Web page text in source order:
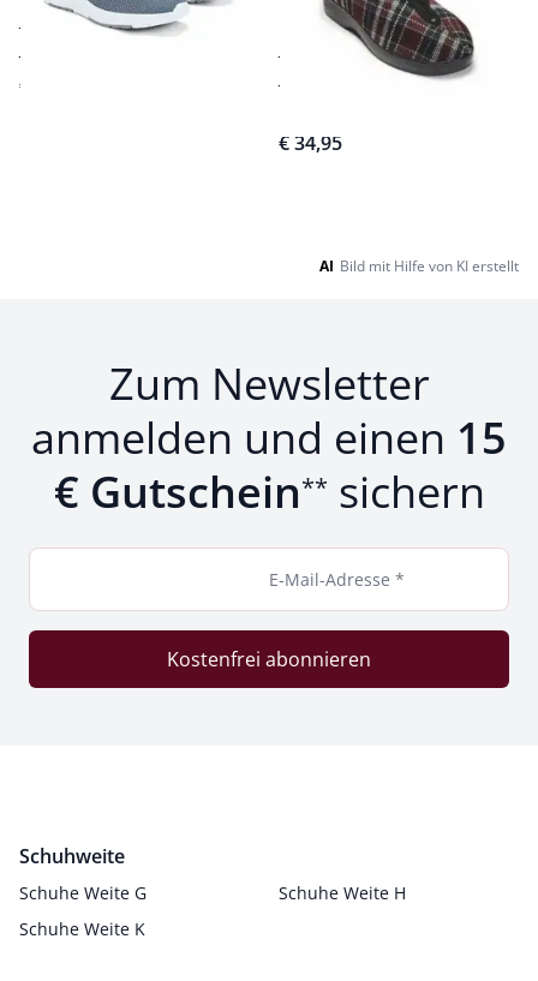
weiches Frottee-Futter
€ 139,00
Schafswolle
wunderbar leicht
Qualität der Marke
€ 34,95
AI Bild mit Hilfe von KI erstellt
Zum Newsletter
anmelden und einen 15
€ Gutschein** sichern
E-Mail-Adresse *
Kostenfrei abonnieren
Schuhweite
Schuhe Weite G
Schuhe Weite H
Schuhe Weite K